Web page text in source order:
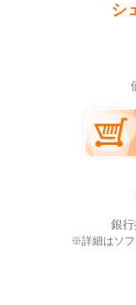
シ
銀
※詳細はソフ